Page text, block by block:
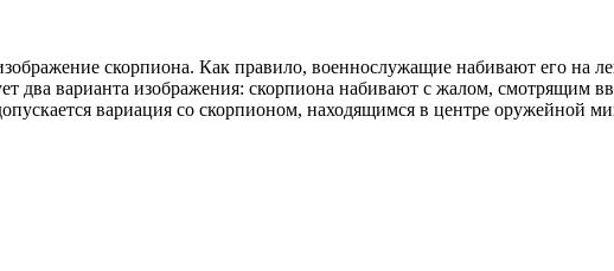
скорпиона. Как правило, военнослужащие набивают его на
два варианта изображения: скорпиона набивают с жалом, смотрящим
вариация со скорпионом, находящимся в центре оружейной